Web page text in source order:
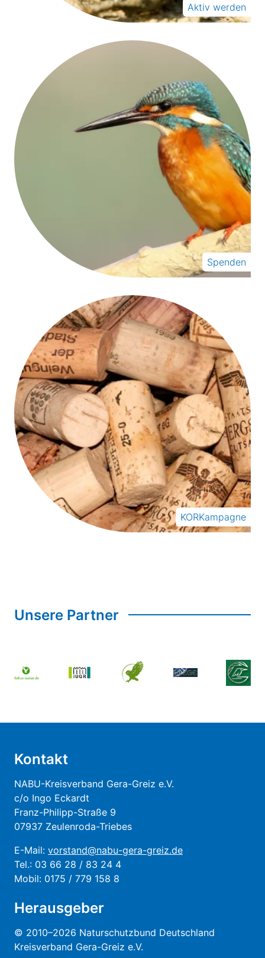
Aktiv werden
Spenden
KORKampagne
Unsere Partner
Kontakt
NABU-Kreisverband Gera-Greiz e.V.
c/o Ingo Eckardt
Franz-Philipp-Straße 9
07937 Zeulenroda-Triebes
E-Mail: vorstand@nabu-gera-greiz.de
Tel.: 03 66 28 / 83 24 4
Mobil: 0175 / 779 158 8
Herausgeber
© 2010–2026 Naturschutzbund Deutschland
Kreisverband Gera-Greiz e.V.